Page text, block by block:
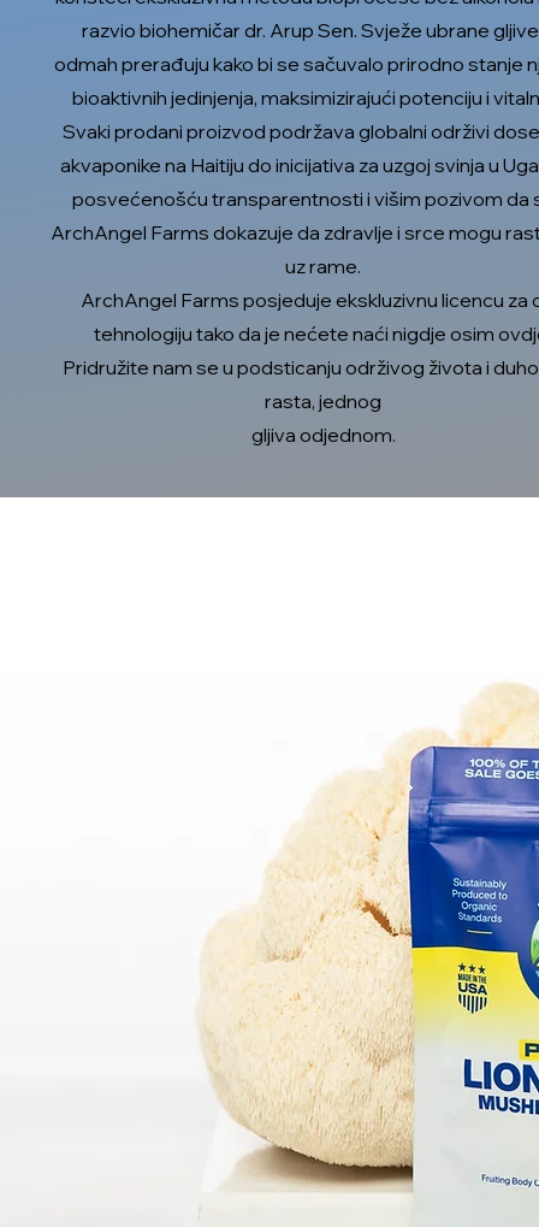
razvio biohemičar dr. Arup Sen. Svježe ubrane
odmah prerađuju kako bi se sačuvalo prirodno stanje
bioaktivnih jedinjenja, maksimizirajući potenciju i
Svaki prodani proizvod podržava globalni održivi
akvaponike na Haitiju do inicijativa za uzgoj svinja u
posvećenošću transparentnosti i višim pozivom da
ArchAngel Farms dokazuje da zdravlje i srce mogu
uz rame.
ArchAngel Farms posjeduje ekskluzivnu licencu za
tehnologiju tako da je nećete naći nigdje osim
Pridružite nam se u podsticanju održivog života i
rasta, jednog
gljiva odjednom.